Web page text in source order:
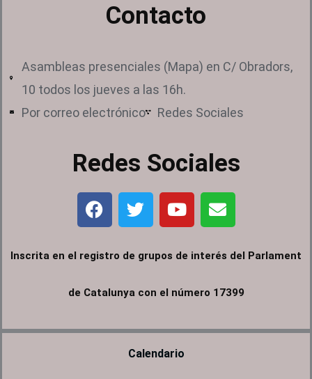
Contacto
Asambleas presenciales (Mapa) en C/ Obradors,
10 todos los jueves a las 16h.
Por correo electrónico
Redes Sociales
Redes Sociales
F
a
c
e
b
o
o
T
w
i
t
t
e
r
Y
o
u
t
b
e
E
n
v
e
o
p
Inscrita en el registro de grupos de interés del Parlament
de Catalunya con el número 17399
Calendario